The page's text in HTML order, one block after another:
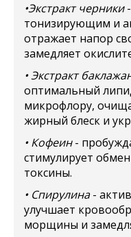
•Экстракт черники-
тонизирующим и
отражает напор
замедляет
• Экстракт
оптимальный
микрофлору,
жирный блеск и
• Кофеин-
стимулирует
токсины.
• Спирулина-
улучшает
морщины и